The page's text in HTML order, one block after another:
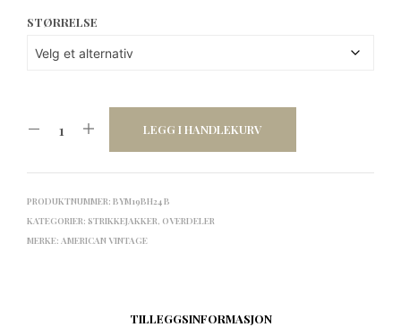
STØRRELSE
LEGG I HANDLEKURV
PRODUKTNUMMER: BYM19BH24 B
KATEGORIER: STRIKKEJAKKER, OVERDELER
MERKE: AMERICAN VINTAGE
TILLEGGSINFORMASJON